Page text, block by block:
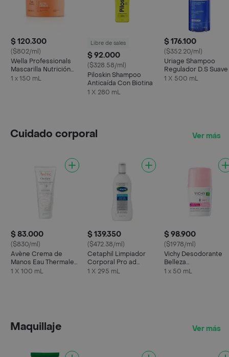
$ 120.300
($802/ml)
Wella Professionals
Mascarilla Nutrición
Invigo Nutrienrich
1 x 150 mL
Libre de sales
$ 92.000
($328.58/ml)
Piloskin Shampoo
Anticaída Con Biotina
1 X 280 mL
$ 176.100
($352.20/ml)
Uriage Shampoo
Regulador D.S Suave
1 X 500 mL
Cuidado corporal Ver más
$ 83.000
($830/ml)
Avène Crema de
Manos Eau Thermale
Cicalfate Repara y
1 X 100 mL
$ 139.350
($472.38/ml)
Cetaphil Limpiador
Corporal Pro ad
Control
1 X 295 mL
$ 98.900
($1978/ml)
Vichy Desodorante
Belleza
Antitranspirante 48
1 x 50 mL
Maquillaje Ver más